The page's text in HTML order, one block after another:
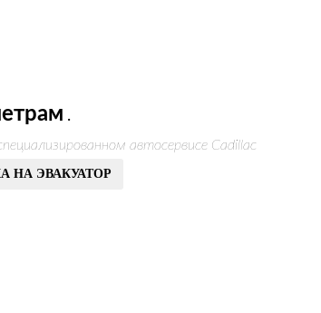
.
автосервисе Cadillac
ЗАЯВКА НА ЭВАКУАТОР